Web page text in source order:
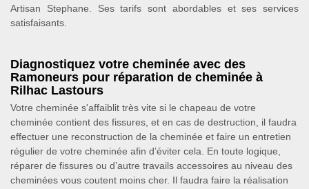
Artisan Stephane. Ses tarifs sont abordables et ses services
satisfaisants.
Diagnostiquez votre cheminée avec des
Ramoneurs pour réparation de cheminée à
Rilhac Lastours
Votre cheminée s'affaiblit très vite si le chapeau de votre
cheminée contient des fissures, et en cas de destruction, il faudra
effectuer une reconstruction de la cheminée et faire un entretien
régulier de votre cheminée afin d’éviter cela. En toute logique,
réparer de fissures ou d’autre travails accessoires au niveau des
cheminées vous coutent moins cher. Il faudra faire la réalisation